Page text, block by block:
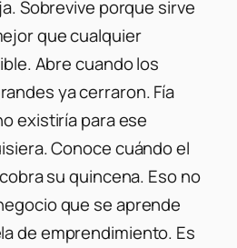
Sobrevive porque sirve
que cualquier
Abre cuando los
ya cerraron. Fía
existiría para ese
Conoce cuándo el
su quincena. Eso no
que se aprende
de emprendimiento. Es